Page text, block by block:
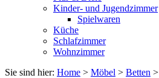
Kinder- und Jugendzimmer
Spielwaren
Küche
Schlafzimmer
Wohnzimmer
Sie sind hier: Home > Möbel > Betten >